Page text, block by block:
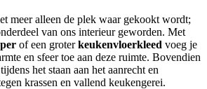
meer alleen de plek waar gekookt wordt;
van ons interieur geworden. Met
of een groterkeukenvloerkleed voeg je
en sfeer toe aan deze ruimte. Bovendien
het staan aan het aanrecht en
krassen en vallend keukengerei.